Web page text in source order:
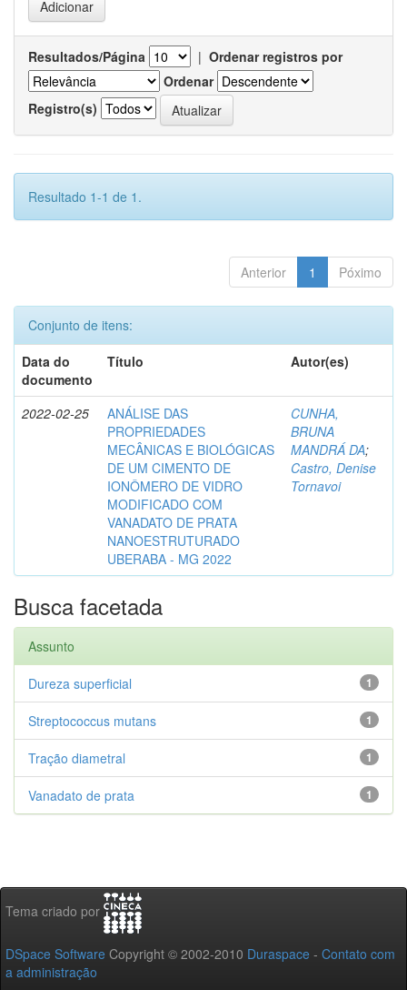
Resultados/Página | Ordenar registros por
Ordenar
Registro(s)
Resultado 1-1 de 1.
Anterior 1 Póximo
Conjunto de itens:
Data do
documento
Título Autor(es)
2022-02-25
ANÁLISE DAS
PROPRIEDADES
MECÂNICAS E BIOLÓGICAS
DE UM CIMENTO DE
IONÔMERO DE VIDRO
MODIFICADO COM
VANADATO DE PRATA
NANOESTRUTURADO
UBERABA - MG 2022
CUNHA,
BRUNA
MANDRÁ DA;
Castro, Denise
Tornavoi
Busca facetada
Assunto
1
Dureza superficial
1
Streptococcus mutans
1
Tração diametral
1
Vanadato de prata
Tema criado por
DSpace Software Copyright © 2002-2010 Duraspace - Contato com
a administração